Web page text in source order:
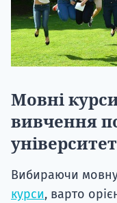
Мовні
вивчення
Вибираючи мовну
курси, варто